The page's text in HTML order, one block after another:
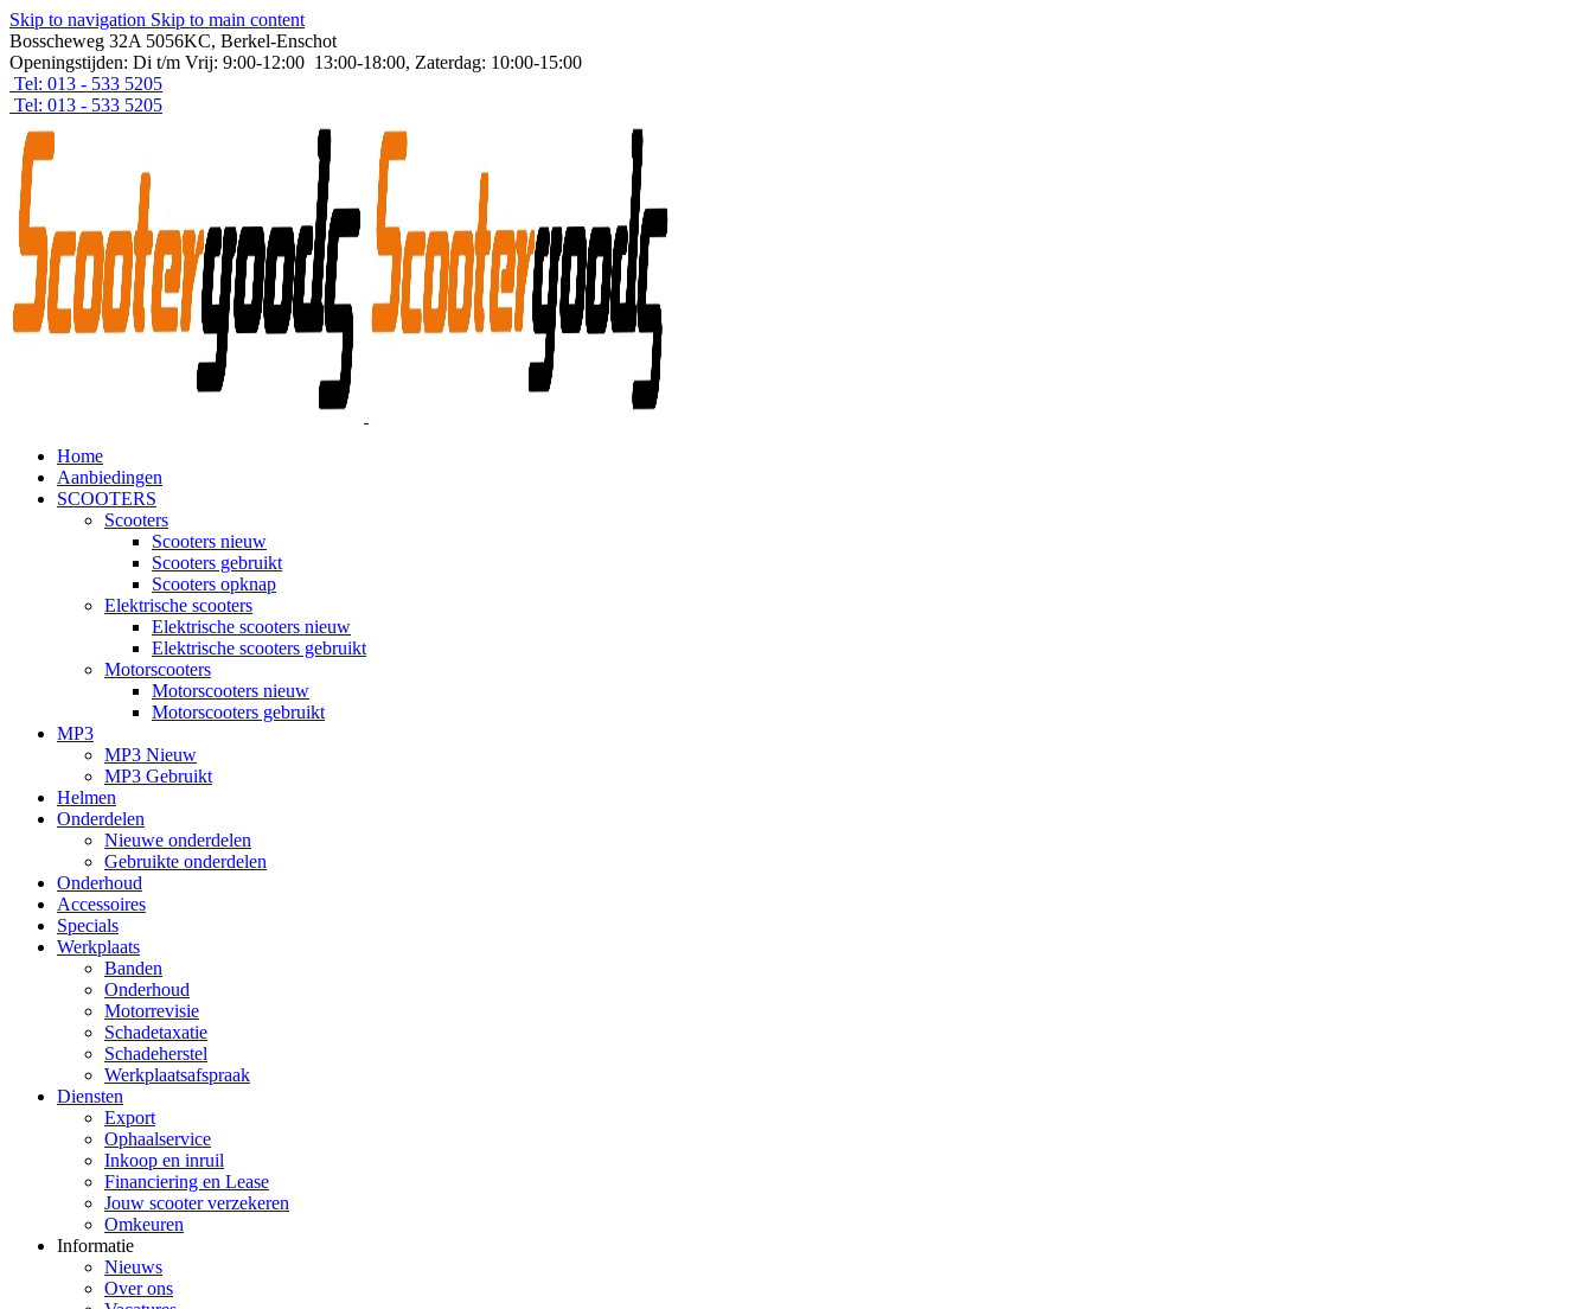
Skip to navigation Skip to main content
Bosscheweg 32A 5056KC, Berkel-Enschot
Openingstijden: Di t/m Vrij: 9:00-12:00 13:00-18:00, Zaterdag: 10:00-15:00
Tel: 013 - 533 5205
Tel: 013 - 533 5205
Home
Aanbiedingen
SCOOTERS
Scooters
Scooters nieuw
Scooters gebruikt
Scooters opknap
Elektrische scooters
Elektrische scooters nieuw
Elektrische scooters gebruikt
Motorscooters
Motorscooters nieuw
Motorscooters gebruikt
MP3
MP3 Nieuw
MP3 Gebruikt
Helmen
Onderdelen
Nieuwe onderdelen
Gebruikte onderdelen
Onderhoud
Accessoires
Specials
Werkplaats
Banden
Onderhoud
Motorrevisie
Schadetaxatie
Schadeherstel
Werkplaatsafspraak
Diensten
Export
Ophaalservice
Inkoop en inruil
Financiering en Lease
Jouw scooter verzekeren
Omkeuren
Informatie
Nieuws
Over ons